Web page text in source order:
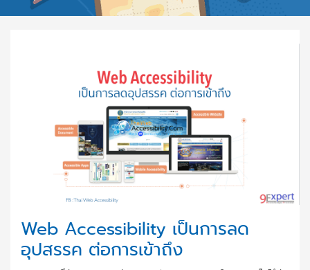
Web Accessibility เป็นการลด
อุปสรรค ต่อการเข้าถึง